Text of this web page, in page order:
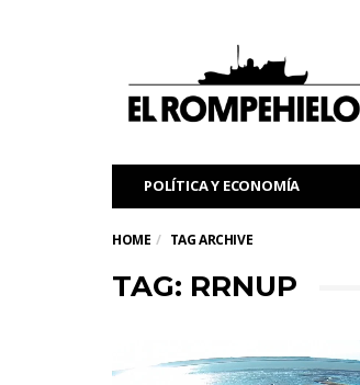
POLÍTICA Y ECONOMÍA
HOME TAG ARCHIVE
TAG: RRNUP